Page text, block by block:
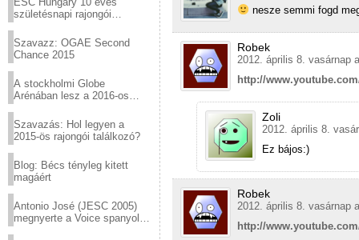
születésnapi rajongói
Szavazz: OGAE Second
Chance 2015
A stockholmi Globe
Arénában lesz a 2016-os
Szavazás: Hol legyen a
2015-ös rajongói találkozó?
Blog: Bécs tényleg kitett
magáért
Antonio José (JESC 2005)
megnyerte a Voice spanyol
nesze semmi fogd
Robek
2012. április 8. vasárnap
http://
Zoli
2012. április 8.
Ez bájos:)
Robek
2012. április 8. vasárnap
http://